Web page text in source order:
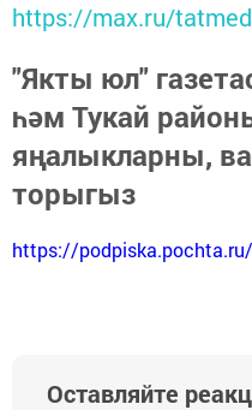
https://max.ru/
"Якты юл"
һәм Тукай
яңалыкларны,
торыгыз
https://podpiska.pochta.ru/
Оставляйте